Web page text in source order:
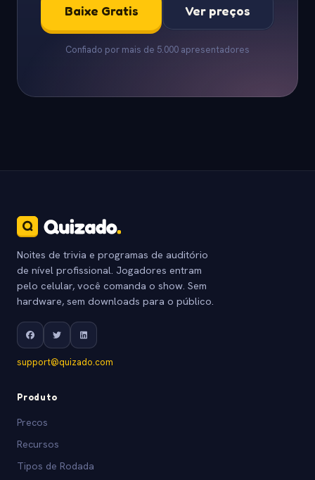
Baixe Gratis Ver preços
Confiado por mais de 5.000 apresentadores
Noites de trivia e programas de auditório
de nível profissional. Jogadores entram
pelo celular, você comanda o show. Sem
hardware, sem downloads para o público.
support@quizado.com
Produto
Precos
Recursos
Tipos de Rodada